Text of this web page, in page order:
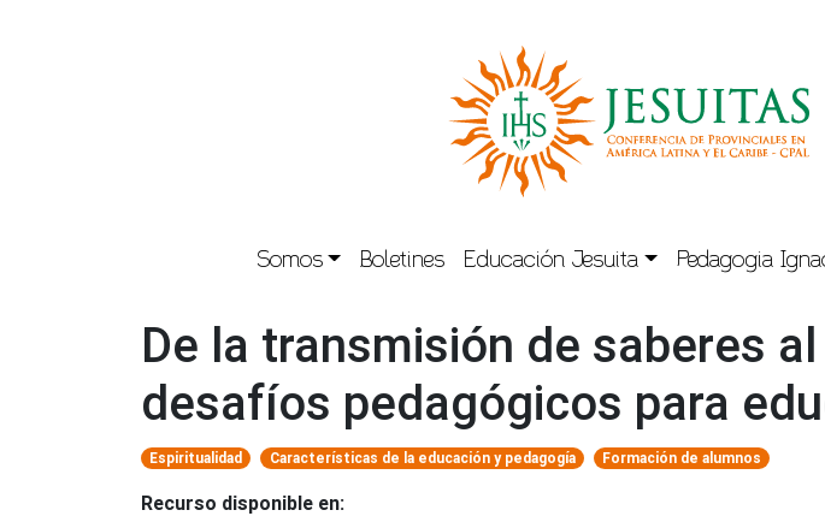
Somos Boletines Educación Jesuita Pedagogia
De la transmisión de saberes
desafíos pedagógicos para
Espiritualidad Características de la educación y pedagogía Formación de alumnos
Recurso disponible en: